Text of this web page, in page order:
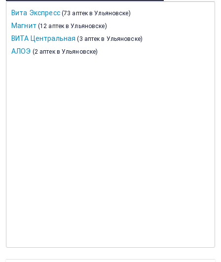
Вита Экспресс (73 аптек в Ульяновске)
Магнит (12 аптек в Ульяновске)
ВИТА Центральная ( 3 аптек в Ульяновске)
АЛОЭ (2 аптек в Ульяновске)